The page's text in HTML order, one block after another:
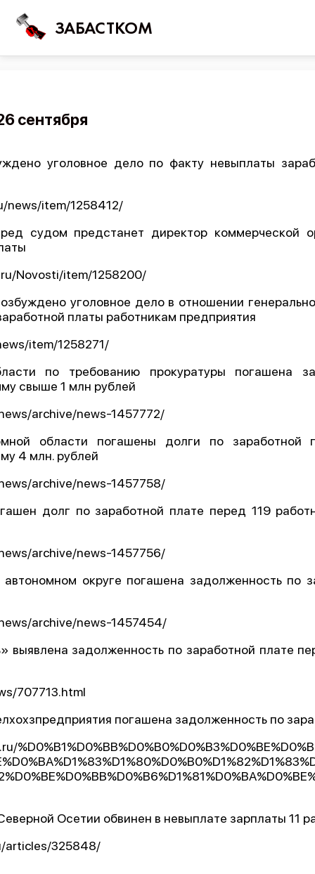
ЗАБАСТКОМ
Новости
Отчеты
API
сентября
уголовное дело по факту невыплаты
news/item/1258412/
судом предстанет директор коммерческой
Novosti/item/1258200/
уголовное дело в отношении
платы работникам предприятия
item/1258271/
по требованию прокуратуры погашена
свыше 1 млн рублей
archive/news-1457772/
области погашены долги по заработной
4 млн. рублей
archive/news-1457758/
долг по заработной плате перед 119
archive/news-1457756/
округе погашена задолженность по
archive/news-1457454/
выявлена задолженность по заработной плате
707713.html
погашена задолженность по
Осетии обвинен в невыплате зарплаты 11
articles/325848/